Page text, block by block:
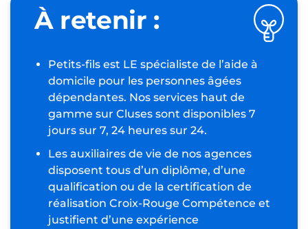
À retenir :
Petits-fils est LE spécialiste de l’aide à
domicile pour les personnes âgées
dépendantes. Nos services haut de
gamme sur Cluses sont disponibles 7
jours sur 7, 24 heures sur 24.
Les auxiliaires de vie de nos agences
disposent tous d’un diplôme, d’une
qualification ou de la certification de
réalisation Croix-Rouge Compétence et
justifient d’une expérience